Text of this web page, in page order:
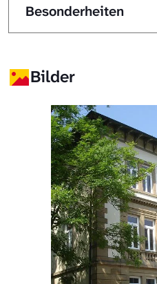
Besonderheiten
Bilder